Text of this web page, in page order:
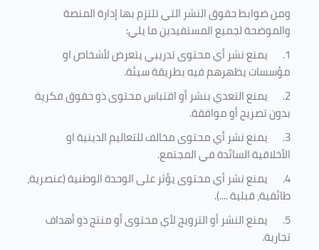
ومن ضوابط حقوق النشر التي تلتزم بها إدارة المنصة
والموضحة لجميع المستفيدين ما يلي:
1.
يمنع نشر أي محتوى تدريبي يتعرض لأشخاص او
مؤسسات يظهرهم فيه بطريقة سيئة.
2.
يمنع التعدي بنشر أو اقتباس محتوى ذو حقوق فكرية
بدون تصريح أو موافقة.
3.
يمنع نشر أي محتوى مخالف للتعاليم الدينية او
الأخلاقية السائدة في المجتمع.
4.
يمنع نشر أي محتوى يؤثر على الوحدة الوطنية (عنصرية،
طائفية، قبلية ....).
5.
يمنع النشر أو الترويج لأي محتوى أو منتج ذو أهداف
تجارية.